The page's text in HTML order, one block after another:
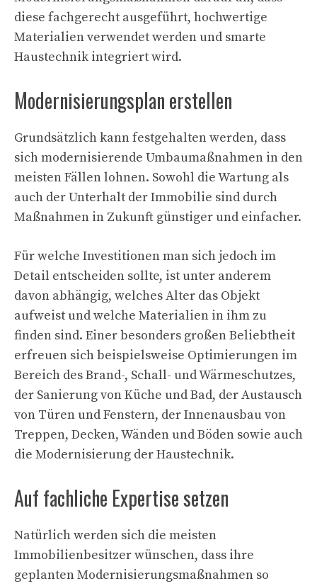
diese fachgerecht ausgeführt, hochwertige
Materialien verwendet werden und smarte
Haustechnik integriert wird.
Modernisierungsplan erstellen
Grundsätzlich kann festgehalten werden, dass
sich modernisierende Umbaumaßnahmen in den
meisten Fällen lohnen. Sowohl die Wartung als
auch der Unterhalt der Immobilie sind durch
Maßnahmen in Zukunft günstiger und einfacher.
Für welche Investitionen man sich jedoch im
Detail entscheiden sollte, ist unter anderem
davon abhängig, welches Alter das Objekt
aufweist und welche Materialien in ihm zu
finden sind. Einer besonders großen Beliebtheit
erfreuen sich beispielsweise Optimierungen im
Bereich des Brand-, Schall- und Wärmeschutzes,
der Sanierung von Küche und Bad, der Austausch
von Türen und Fenstern, der Innenausbau von
Treppen, Decken, Wänden und Böden sowie auch
die Modernisierung der Haustechnik.
Auf fachliche Expertise setzen
Natürlich werden sich die meisten
Immobilienbesitzer wünschen, dass ihre
geplanten Modernisierungsmaßnahmen so